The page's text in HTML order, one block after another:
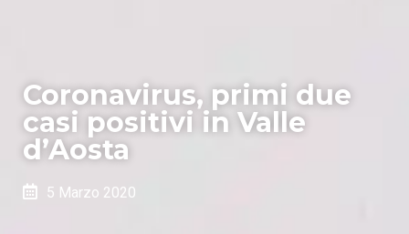
Coronavirus, primi due
casi positivi in Valle
d’Aosta
5 Marzo 2020